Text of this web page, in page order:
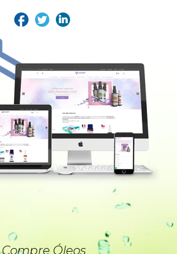
Compre Óleos